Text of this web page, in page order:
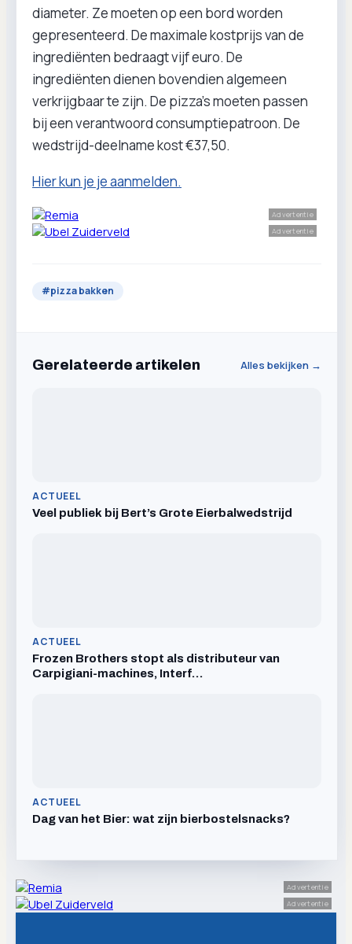
diameter. Ze moeten op een bord worden
gepresenteerd. De maximale kostprijs van de
ingrediënten bedraagt vijf euro. De
ingrediënten dienen bovendien algemeen
verkrijgbaar te zijn. De pizza’s moeten passen
bij een verantwoord consumptiepatroon. De
wedstrijd-deelname kost €37,50.
Hier kun je je aanmelden.
Advertentie
Advertentie
#pizza bakken
Gerelateerde artikelen Alles bekijken →
ACTUEEL
Veel publiek bij Bert’s Grote Eierbalwedstrijd
ACTUEEL
Frozen Brothers stopt als distributeur van
Carpigiani-machines, Interf…
ACTUEEL
Dag van het Bier: wat zijn bierbostelsnacks?
Advertentie
Advertentie